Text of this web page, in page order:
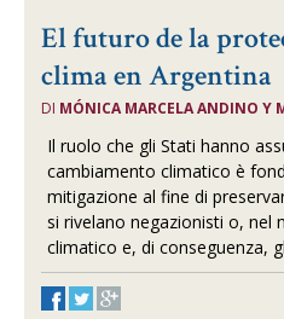
El futuro de la
clima en Argentina
DI MÓNICA MARCELA ANDINO Y
Il ruolo che gli Stati hanno
cambiamento climatico è
mitigazione al fine di
si rivelano negazionisti o, nel
climatico e, di conseguenza,